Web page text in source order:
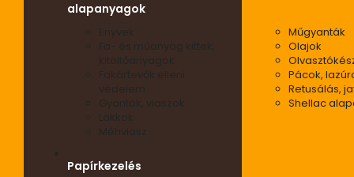
alapanyagok
Enyvek
Fa- és műanyag kittek,
kitöltőanyagok
Fakártevők elleni
Gyanták, viaszok
Lakkok
Méhviasz
Műgyanták
Olajok
Pácok,
Retusálás,
Shellac
Papírkezelés